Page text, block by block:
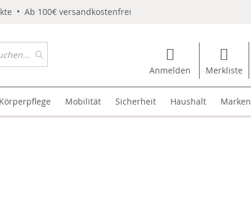
• Ab 100€ versandkostenfrei
Anmelden Merkliste
Körperpflege Mobilität Sicherheit Haushalt Marken